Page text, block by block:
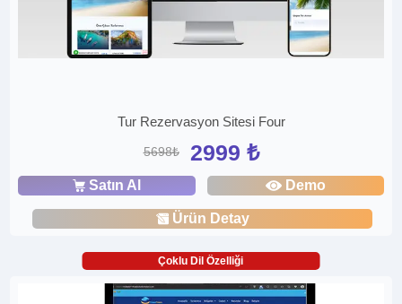
Tur Rezervasyon Sitesi Four
5698₺ 2999 ₺
Satın Al Demo
Ürün Detay
Çoklu Dil Özelliği